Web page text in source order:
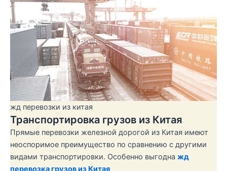
жд перевозки из китая
Транспортировка грузов из Китая
Прямые перевозки железной дорогой из Китая имеют
неоспоримое преимущество по сравнению с другими
видами транспортировки. Особенно выгодна жд
перевозка грузов из Китая